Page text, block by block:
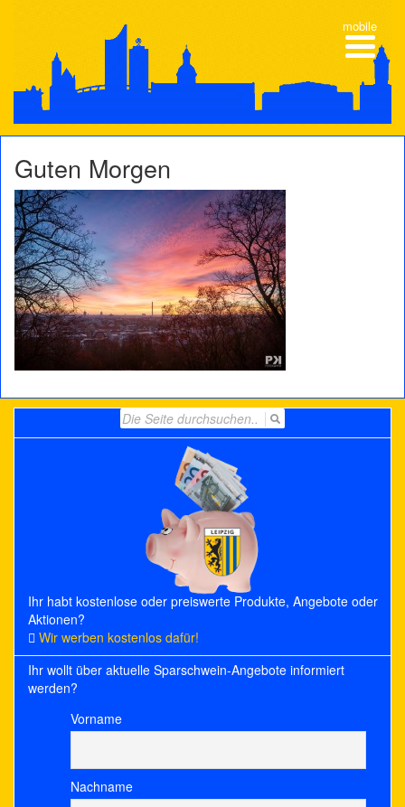
Guten Morgen
for:
Ihr habt kostenlose oder preiswerte Produkte, Angebote oder
Aktionen?
Wir werben kostenlos dafür!
Ihr wollt über aktuelle Sparschwein-Angebote informiert
werden?
Vorname
Nachname
mobile